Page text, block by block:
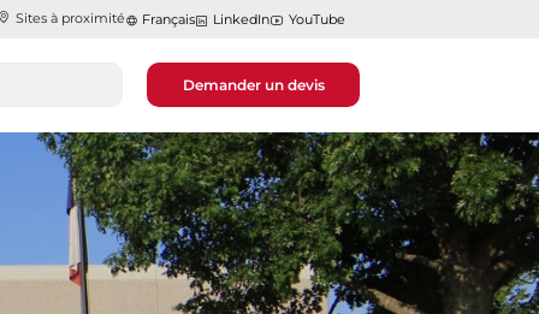
Sites à proximité Français LinkedIn YouTube
Demander un devis